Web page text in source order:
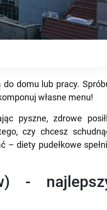
domu lub pracy.
własne menu!
pyszne, zdrowe
czy chcesz
– diety pudełkowe
-